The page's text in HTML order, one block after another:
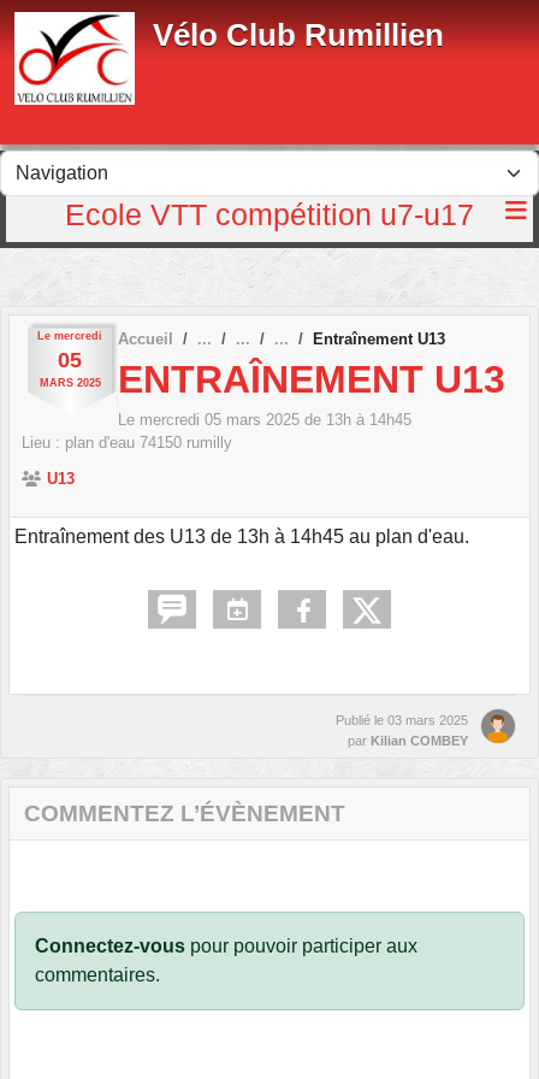
Vélo Club Rumillien
Ecole VTT compétition u7-u17
Le mercredi
05
MARS 2025
Accueil Entraînement U13
ENTRAÎNEMENT U13
Le mercredi 05 mars 2025 de 13h à 14h45
Lieu : plan d'eau 74150 rumilly
U13
Entraînement des U13 de 13h à 14h45 au plan d'eau.
Publié le 03 mars 2025
par Kilian COMBEY
COMMENTEZ L’ÉVÈNEMENT
Connectez-vous pour pouvoir participer aux
commentaires.
Panneau de gestion des cookies